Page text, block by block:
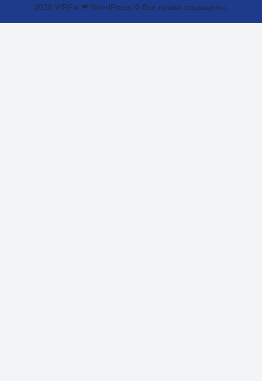
2026 WPFix ❤ WordPress © Все права защищены.